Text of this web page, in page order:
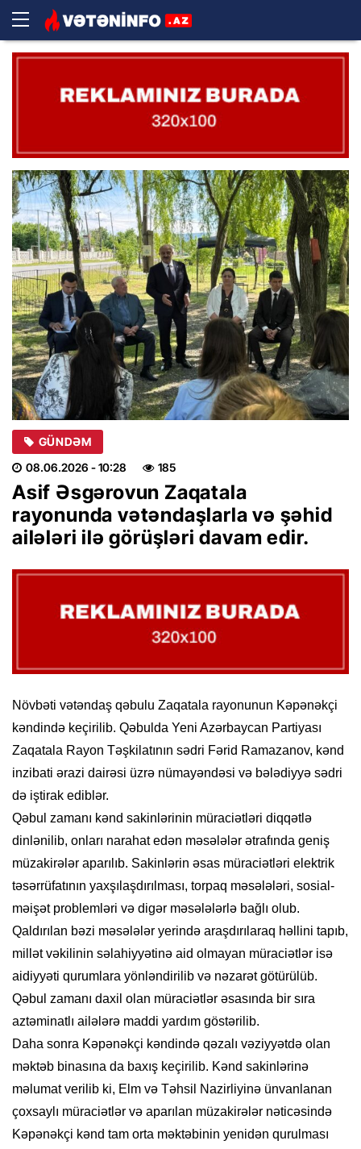
GÜNDƏM
08.06.2026 - 10:28 185
Asif Əsgərovun Zaqatala
rayonunda vətəndaşlarla və şəhid
ailələri ilə görüşləri davam edir.
Növbəti vətəndaş qəbulu Zaqatala rayonunun Kəpənəkçi
kəndində keçirilib. Qəbulda Yeni Azərbaycan Partiyası
Zaqatala Rayon Təşkilatının sədri Fərid Ramazanov, kənd
inzibati ərazi dairəsi üzrə nümayəndəsi və bələdiyyə sədri
də iştirak ediblər.
Qəbul zamanı kənd sakinlərinin müraciətləri diqqətlə
dinlənilib, onları narahat edən məsələlər ətrafında geniş
müzakirələr aparılıb. Sakinlərin əsas müraciətləri elektrik
təsərrüfatının yaxşılaşdırılması, torpaq məsələləri, sosial-
məişət problemləri və digər məsələlərlə bağlı olub.
Qaldırılan bəzi məsələlər yerində araşdırılaraq həllini tapıb,
millət vəkilinin səlahiyyətinə aid olmayan müraciətlər isə
aidiyyəti qurumlara yönləndirilib və nəzarət götürülüb.
Qəbul zamanı daxil olan müraciətlər əsasında bir sıra
aztəminatlı ailələrə maddi yardım göstərilib.
Daha sonra Kəpənəkçi kəndində qəzalı vəziyyətdə olan
məktəb binasına da baxış keçirilib. Kənd sakinlərinə
məlumat verilib ki, Elm və Təhsil Nazirliyinə ünvanlanan
çoxsaylı müraciətlər və aparılan müzakirələr nəticəsində
Kəpənəkçi kənd tam orta məktəbinin yenidən qurulması